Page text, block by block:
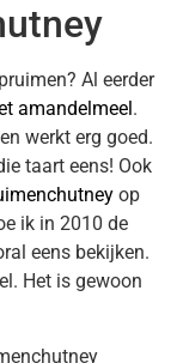
Al eerder
amandelmeel .
werkt erg goed.
taart eens! Ook
op
ik in 2010 de
eens bekijken.
Het is gewoon